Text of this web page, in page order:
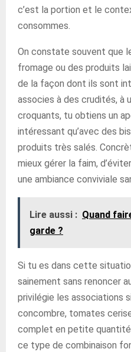
c’est la portion et le
consommes.
On constate souvent que
fromage ou des produits
de la façon dont ils sont
associes à des crudités, à
croquants, tu obtiens un
intéressant qu’avec des
produits très salés.
mieux gérer la faim,
une ambiance conviviale
Lire aussi : Quand
garde ?
Si tu es dans cette
sainement sans renoncer
privilégie les associations
concombre, tomates
complet en petite
ce type de combinaison